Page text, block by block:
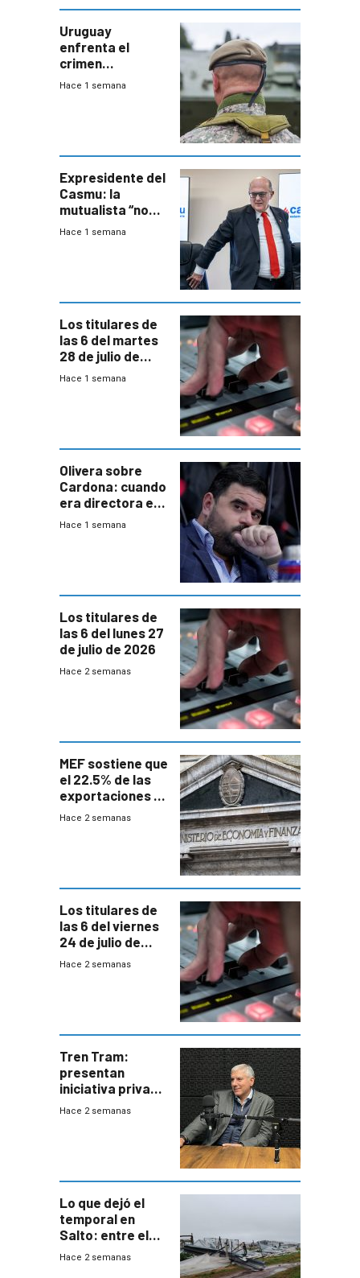
Uruguay
enfrenta el
crimen
organizado con
seguridad
Hace 1 semana
Expresidente del
Casmu: la
mutualista “no
está para pagar”
Hace 1 semana
Los titulares de
las 6 del martes
28 de julio de
2026
Hace 1 semana
Olivera sobre
Cardona: cuando
era directora en
UTE “no era muy
Hace 1 semana
Los titulares de
las 6 del lunes 27
de julio de 2026
Hace 2 semanas
MEF sostiene que
el 22.5% de las
exportaciones a
EE.UU se verán
Hace 2 semanas
Los titulares de
las 6 del viernes
24 de julio de
2026
Hace 2 semanas
Tren Tram:
presentan
iniciativa privada
para una red de
Hace 2 semanas
Lo que dejó el
temporal en
Salto: entre el
impacto
Hace 2 semanas